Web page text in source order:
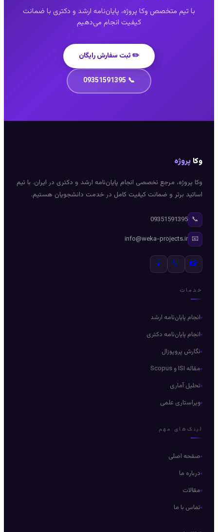
با تیم متخصص وکا پروژه، پایان‌نامه ارشد و دکتری با ضمانت
کیفیت انجام می‌دهیم
✏️ ثبت سفارش رایگان
📞 09351591395
وکا پروژه
وکا پروژه، مرجع تخصصی انجام پایان‌نامه ارشد و دکتری در ایران. با تیم
اساتید برتر و ضمانت کیفیت کامل در خدمت دانشجویان هستیم.
📞
09351591395
📧
info@weka-projects.ir
📸
💬
📱
خدمات
انجام پایان‌نامه ارشد
انجام پایان‌نامه دکتری
نگارش پروپوزال
مقاله ISI و Scopus
تحلیل آماری
ویراستاری علمی
لینک‌های مهم
صفحه اصلی
درباره ما
مقالات
تماس با ما